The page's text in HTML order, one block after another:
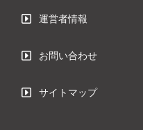
運営者情報
お問い合わせ
サイトマップ